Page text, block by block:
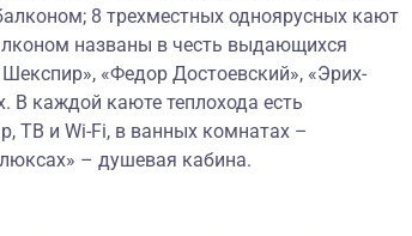
8 трехместных одноярусных кают
названы в честь выдающихся
«Федор Достоевский», «Эрих-
В каждой каюте теплохода есть
ТВ и Wi-Fi, в ванных комнатах –
– душевая кабина.